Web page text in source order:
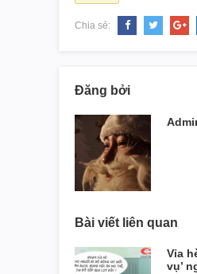
Chia sẻ:
Đăng bởi
Bài viết liên quan
Vỉa
vụ’